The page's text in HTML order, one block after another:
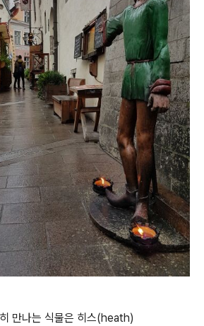
만나는 식물은 히스(heath)